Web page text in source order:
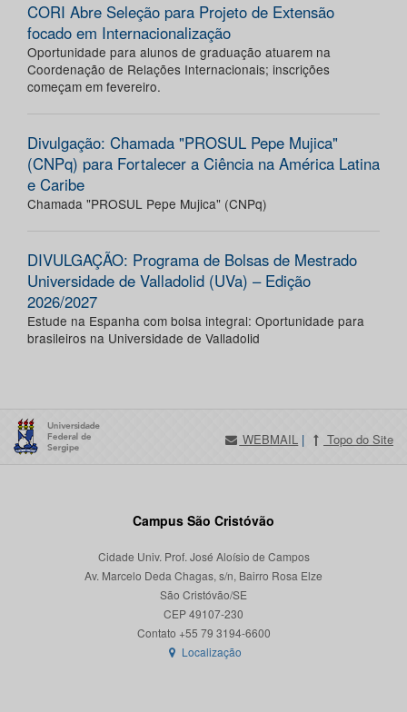
CORI Abre Seleção para Projeto de Extensão
focado em Internacionalização
Oportunidade para alunos de graduação atuarem na
Coordenação de Relações Internacionais; inscrições
começam em fevereiro.
Divulgação: Chamada "PROSUL Pepe Mujica"
(CNPq) para Fortalecer a Ciência na América Latina
e Caribe
Chamada "PROSUL Pepe Mujica" (CNPq)
DIVULGAÇÃO: Programa de Bolsas de Mestrado
Universidade de Valladolid (UVa) – Edição
2026/2027
Estude na Espanha com bolsa integral: Oportunidade para
brasileiros na Universidade de Valladolid
WEBMAIL | Topo do Site
Campus São Cristóvão
Cidade Univ. Prof. José Aloísio de Campos
Av. Marcelo Deda Chagas, s/n, Bairro Rosa Elze
São Cristóvão/SE
CEP 49107-230
Localização